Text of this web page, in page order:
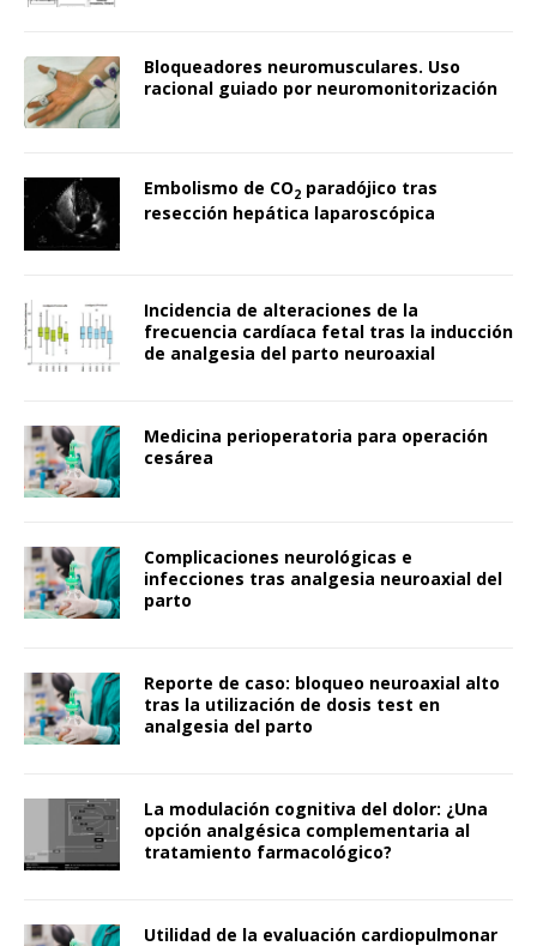
Bloqueadores neuromusculares. Uso
racional guiado por neuromonitorización
Embolismo de CO2 paradójico tras
resección hepática laparoscópica
Incidencia de alteraciones de la
frecuencia cardíaca fetal tras la inducción
de analgesia del parto neuroaxial
Medicina perioperatoria para operación
cesárea
Complicaciones neurológicas e
infecciones tras analgesia neuroaxial del
parto
Reporte de caso: bloqueo neuroaxial alto
tras la utilización de dosis test en
analgesia del parto
La modulación cognitiva del dolor: ¿Una
opción analgésica complementaria al
tratamiento farmacológico?
Utilidad de la evaluación cardiopulmonar